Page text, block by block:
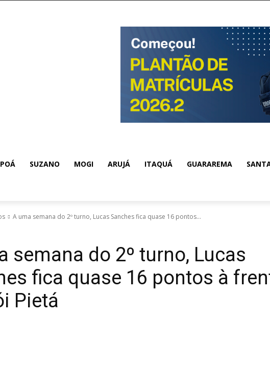
POÁ SUZANO MOGI ARUJÁ ITAQUÁ GUARAREMA
A uma semana do 2º turno, Lucas Sanches fica quase 16 pontos...
semana do 2º turno, Lucas
fica quase 16 pontos à
Pietá